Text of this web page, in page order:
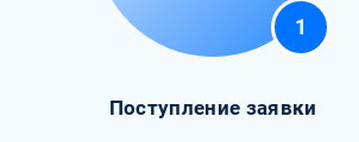
1
Поступление заявки